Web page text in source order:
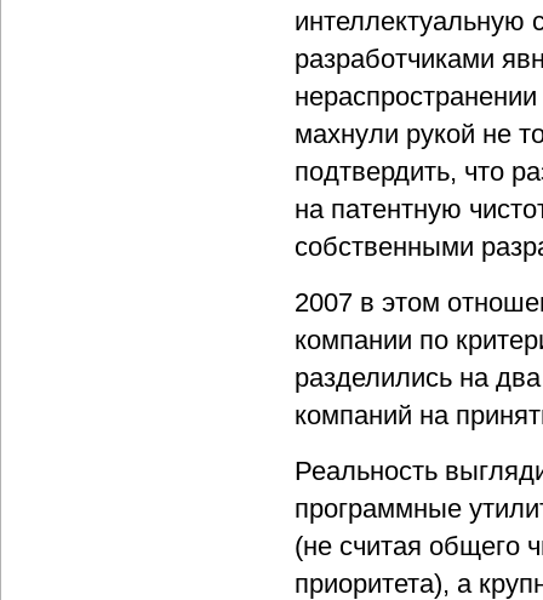
интеллектуальную
разработчиками
махнули рукой не
подтвердить, что
на патентную
собственными
2007 в этом
компании по
разделились на
компаний на
Реальность
программные
(не считая общего
приоритета), а